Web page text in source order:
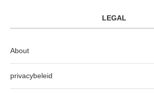
LEGAL
About
privacybeleid